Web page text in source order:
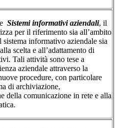
Sistemi informativi aziendali, il
per il riferimento sia all’ambito
sistema informativo aziendale sia
scelta e all’adattamento di
Tali attività sono tese a
aziendale attraverso la
procedure, con particolare
di archiviazione,
della comunicazione in rete e alla